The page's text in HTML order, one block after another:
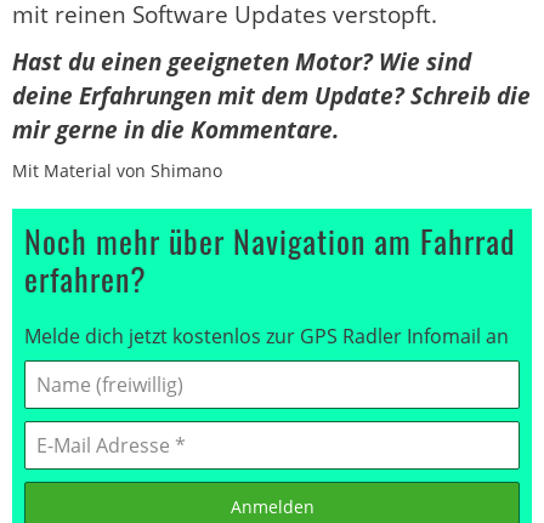
mit reinen Software Updates verstopft.
Hast du einen geeigneten Motor? Wie sind
deine Erfahrungen mit dem Update? Schreib die
mir gerne in die Kommentare.
Mit Material von Shimano
Noch mehr über Navigation am Fahrrad
erfahren?
Melde dich jetzt kostenlos zur GPS Radler Infomail an
Anmelden